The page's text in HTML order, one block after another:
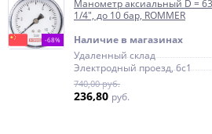
-68%
Манометр аксиальный D =
1/4", до 10 бар, ROMMER
Наличие в магазинах
Удаленный склад
Электродный проезд, 6с1
740,00 руб.
236,80 руб.